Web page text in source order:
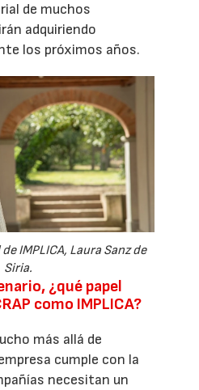
de muchos
adquiriendo
los próximos años.
IMPLICA, Laura Sanz de
Siria.
¿qué papel
como IMPLICA?
más allá de
cumple con la
necesitan un